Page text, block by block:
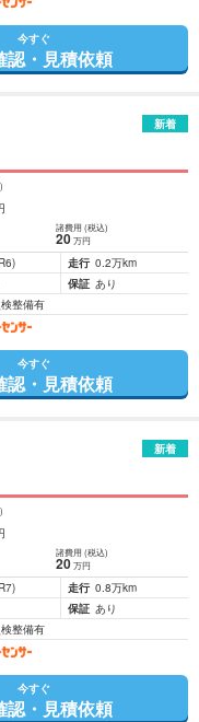
今すぐ
認・見積依頼
新着
諸費用 (税込)
20 万円
走行 0.2万km
保証 あり
整備有
今すぐ
認・見積依頼
新着
諸費用 (税込)
20 万円
走行 0.8万km
保証 あり
整備有
今すぐ
認・見積依頼